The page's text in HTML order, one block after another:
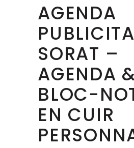
AGENDA
SORAT –
AGENDA
BLOC-
EN CUIR